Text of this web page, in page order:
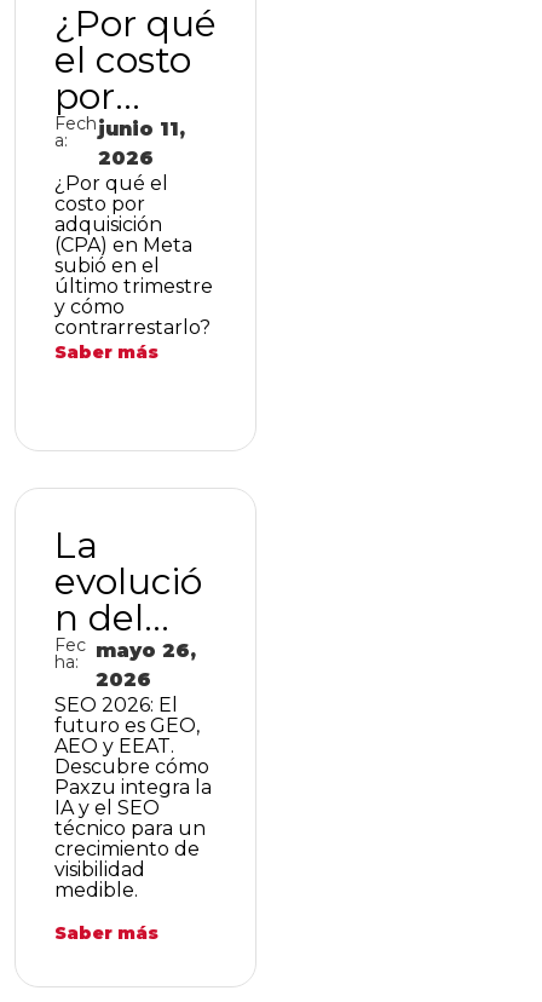
¿Por qué
el costo
por
adquisici
ón (CPA)
en Meta
subió en
el último
trimestr
e y
estarlo?
Fech
a:
junio 11,
2026
¿Por qué el
costo por
adquisición
(CPA) en Meta
subió en el
último trimestre
y cómo
contrarrestarlo?
Saber más
La
evolució
n del
SEO en
2026:
cómo
Paxzu
impulsa
tu
visibilida
d en la
era de la
IA
Fec
ha:
mayo 26,
2026
SEO 2026: El
futuro es GEO,
AEO y EEAT.
Descubre cómo
Paxzu integra la
IA y el SEO
técnico para un
crecimiento de
visibilidad
medible.
Saber más